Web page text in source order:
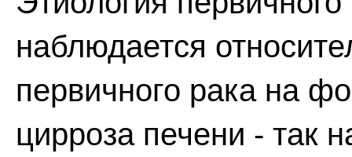
наблюдается
первичного рака на
цирроза печени - так